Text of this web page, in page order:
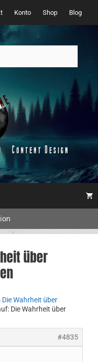
Konto Shop Blog
über
Die Wahrheit über
Die Wahrheit über
#4835